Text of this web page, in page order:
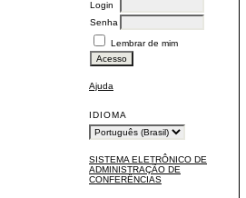
Login
Senha
Lembrar de mim
Ajuda
IDIOMA
SISTEMA ELETRÔNICO DE
ADMINISTRAÇÃO DE
CONFERÊNCIAS